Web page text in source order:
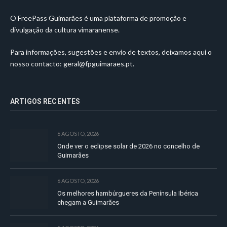
O FreePass Guimarães é uma plataforma de promoção e
divulgação da cultura vimaranense.
Para informações, sugestões e envio de textos, deixamos aqui o
nosso contacto: geral@fpguimaraes.pt.
ARTIGOS RECENTES
6 AGOSTO, 2026
Onde ver o eclipse solar de 2026 no concelho de
Guimarães
6 AGOSTO, 2026
Os melhores hambúrgueres da Península Ibérica
chegam a Guimarães